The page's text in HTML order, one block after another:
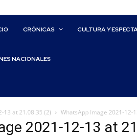
CRÓNICAS CULTURA Y
NACIONALES
13 at 21.08.35 (2) WhatsApp Image 2021-12-
2021-12-13 at